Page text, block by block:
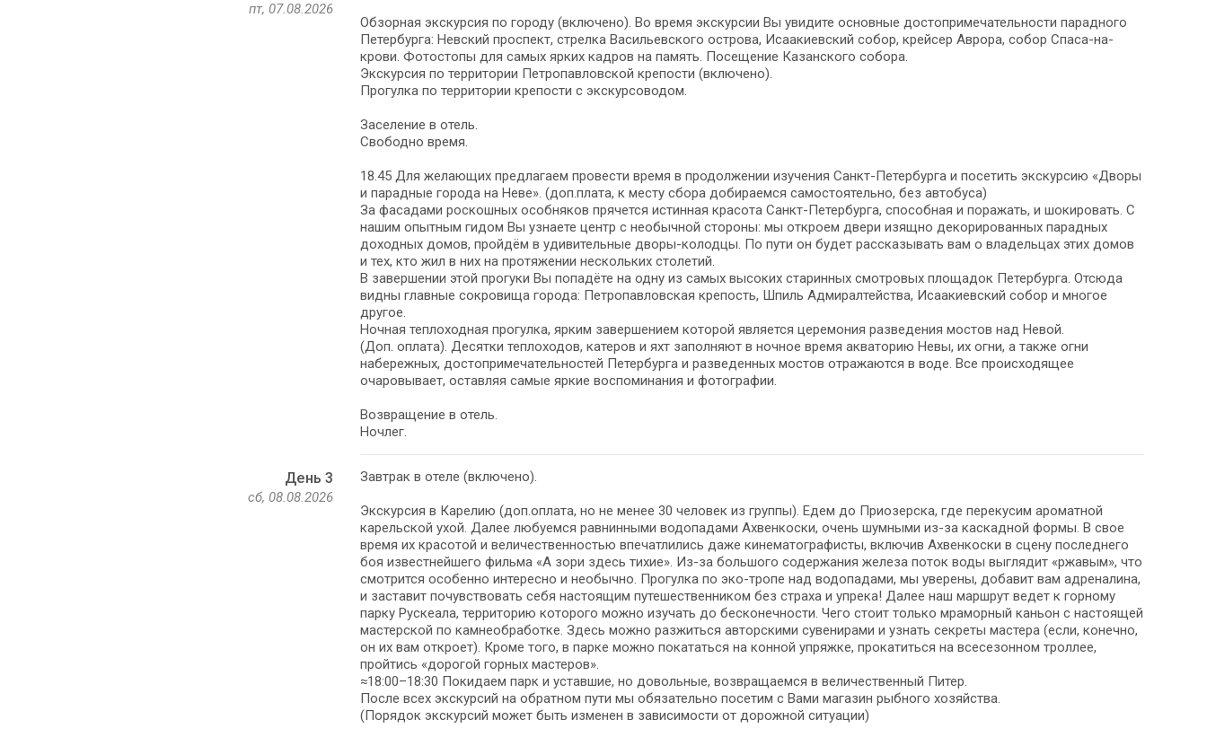
пт, 07.08.2026
Обзорная экскурсия по городу (включено). Во время экскурсии Вы увидите основные достопримечательности парадного
Петербурга: Невский проспект, стрелка Васильевского острова, Исаакиевский собор, крейсер Аврора, собор Спаса-на-
крови. Фотостопы для самых ярких кадров на память. Посещение Казанского собора.
Экскурсия по территории Петропавловской крепости (включено).
Прогулка по территории крепости с экскурсоводом.
Заселение в отель.
Свободно время.
18.45 Для желающих предлагаем провести время в продолжении изучения Санкт-Петербурга и посетить экскурсию «Дворы
и парадные города на Неве». (доп.плата, к месту сбора добираемся самостоятельно, без автобуса)
За фасадами роскошных особняков прячется истинная красота Санкт-Петербурга, способная и поражать, и шокировать. С
нашим опытным гидом Вы узнаете центр с необычной стороны: мы откроем двери изящно декорированных парадных
доходных домов, пройдём в удивительные дворы-колодцы. По пути он будет рассказывать вам о владельцах этих домов
и тех, кто жил в них на протяжении нескольких столетий.
В завершении этой прогуки Вы попадёте на одну из самых высоких старинных смотровых площадок Петербурга. Отсюда
видны главные сокровища города: Петропавловская крепость, Шпиль Адмиралтейства, Исаакиевский собор и многое
другое.
Ночная теплоходная прогулка, ярким завершением которой является церемония разведения мостов над Невой.
(Доп. оплата). Десятки теплоходов, катеров и яхт заполняют в ночное время акваторию Невы, их огни, а также огни
набережных, достопримечательностей Петербурга и разведенных мостов отражаются в воде. Все происходящее
очаровывает, оставляя самые яркие воспоминания и фотографии.
Возвращение в отель.
Ночлег.
День 3
сб, 08.08.2026
Завтрак в отеле (включено).
Экскурсия в Карелию (доп.оплата, но не менее 30 человек из группы). Едем до Приозерска, где перекусим ароматной
карельской ухой. Далее любуемся равнинными водопадами Ахвенкоски, очень шумными из-за каскадной формы. В свое
время их красотой и величественностью впечатлились даже кинематографисты, включив Ахвенкоски в сцену последнего
боя известнейшего фильма «А зори здесь тихие». Из-за большого содержания железа поток воды выглядит «ржавым», что
смотрится особенно интересно и необычно. Прогулка по эко-тропе над водопадами, мы уверены, добавит вам адреналина,
и заставит почувствовать себя настоящим путешественником без страха и упрека! Далее наш маршрут ведет к горному
парку Рускеала, территорию которого можно изучать до бесконечности. Чего стоит только мраморный каньон с настоящей
мастерской по камнеобработке. Здесь можно разжиться авторскими сувенирами и узнать секреты мастера (если, конечно,
он их вам откроет). Кроме того, в парке можно покататься на конной упряжке, прокатиться на всесезонном троллее,
пройтись «дорогой горных мастеров».
≈18:00–18:30 Покидаем парк и уставшие, но довольные, возвращаемся в величественный Питер.
После всех экскурсий на обратном пути мы обязательно посетим с Вами магазин рыбного хозяйства.
(Порядок экскурсий может быть изменен в зависимости от дорожной ситуации)